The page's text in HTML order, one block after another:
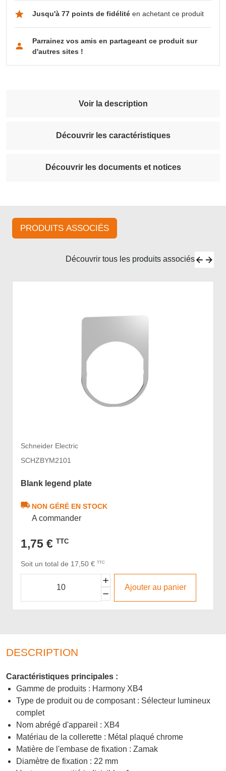
Jusqu'à 77 points de fidélitéen achetant ce produit
Parrainez vos amis en partageant ce produit sur
d'autres sites !
Voir la description
Découvrir les caractéristiques
Découvrir les documents et notices
PRODUITS ASSOCIÉS
Découvrir tous les produits associés
Schneider Electric
SCHZBYM2101
Blank legend plate
NON GÉRÉ EN STOCK
A commander
1,75 € TTC
Soit un total de 17,50 € TTC
Ajouter au panier
DESCRIPTION
Caractéristiques principales :
Gamme de produits : Harmony XB4
Type de produit ou de composant : Sélecteur lumineux
complet
Nom abrégé d'appareil : XB4
Matériau de la collerette : Métal plaqué chrome
Matière de l'embase de fixation : Zamak
Diamètre de fixation : 22 mm